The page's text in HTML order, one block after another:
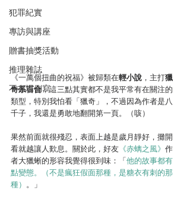
犯罪紀實
專訪與講座
贈書抽獎活動
推理雜誌
不在場側寫
《一萬個扭曲的祝福》被歸類在輕小說 ，主打獵
奇系百合，這三點其實都不是我平常有在關注的
類型，特別我怕看「獵奇」，不過因為作者是八
千子，我還是勇敢地翻開第一頁。（咳）
果然前面就很殘忍，表面上越是歲月靜好，攤開
看就越讓人歎息。關於此，好友 《赤螭之風》 作
者大獵蜥的形容我覺得很到味：「他的故事都有
點變態。（不是瘋狂假面那種，是糖衣有刺的那
種） 。」